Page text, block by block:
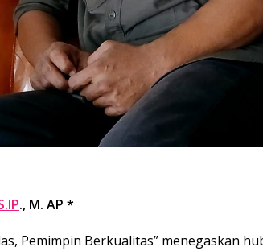
., M. AP *
Pemimpin Berkualitas” menegaskan